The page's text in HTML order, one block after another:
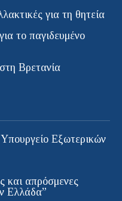
για τη θητεία
το παγιδευμένο
Βρετανία
Εξωτερικών
και απρόσμενες
Ελλάδα”